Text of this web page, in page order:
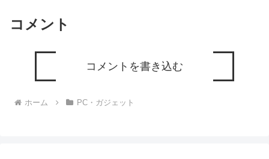
コメント
コメントを書き込む
ホーム PC・ガジェット